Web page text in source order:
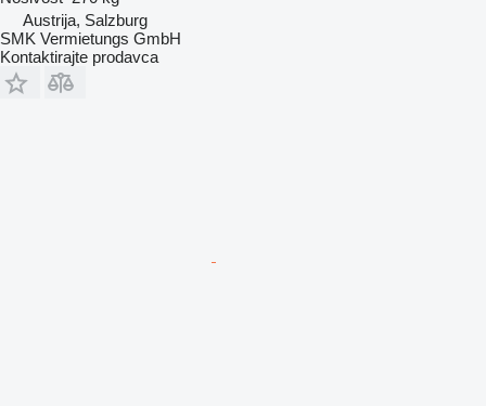
Austrija, Salzburg
SMK Vermietungs GmbH
Kontaktirajte prodavca